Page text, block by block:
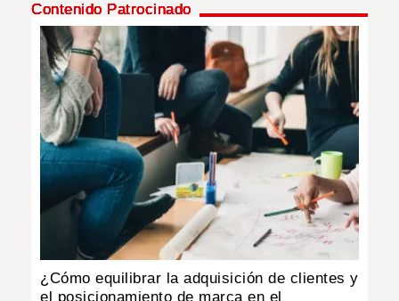
Contenido Patrocinado
¿Cómo equilibrar la adquisición de clientes y
el posicionamiento de marca en el